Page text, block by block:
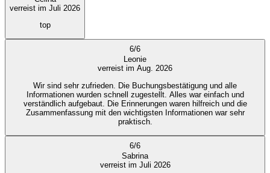
verreist im Juli 2026
top
6/6
Leonie
verreist im Aug. 2026
Wir sind sehr zufrieden. Die Buchungsbestätigung und alle
Informationen wurden schnell zugestellt. Alles war einfach und
verständlich aufgebaut. Die Erinnerungen waren hilfreich und die
Zusammenfassung mit den wichtigsten Informationen war sehr
praktisch.
6/6
Sabrina
verreist im Juli 2026